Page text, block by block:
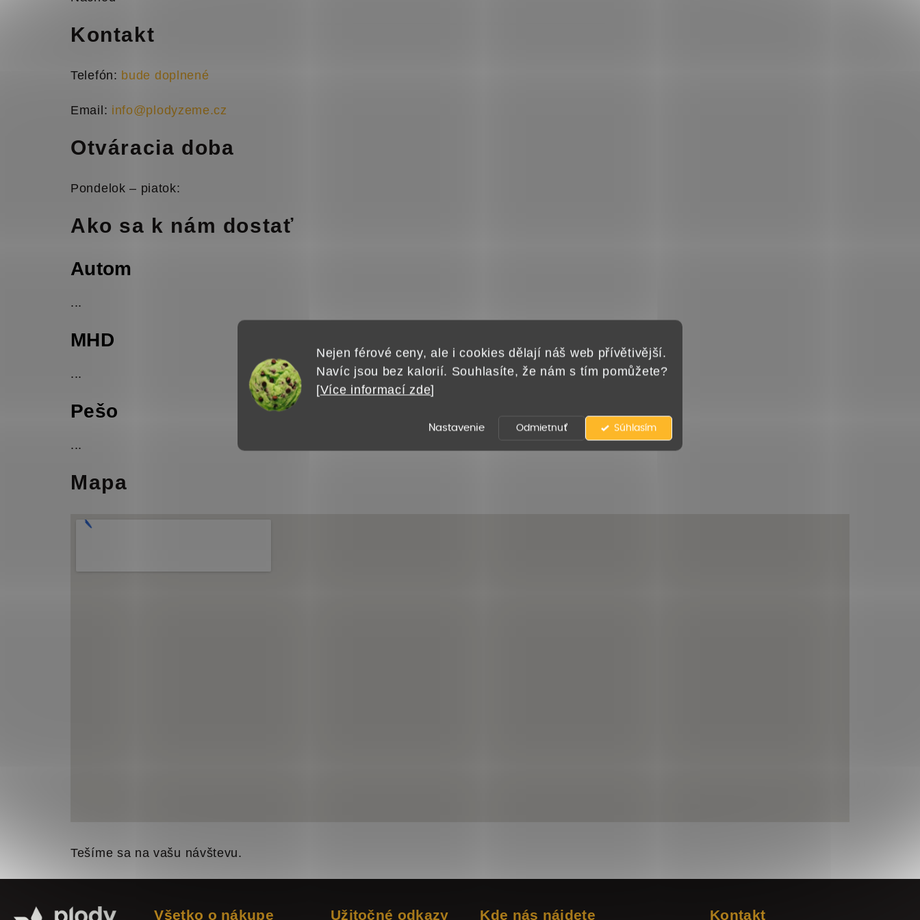
Nejen férové ceny, ale i cookies dělají náš web přívětivější.
Navíc jsou bez kalorií. Souhlasíte, že nám s tím pomůžete?
[Více informací zde]
Súhlasím
Odmietnuť
Nastavenie
Kontakt
Telefón: bude doplnené
Email: info@plodyzeme.cz
Otváracia doba
Pondelok – piatok:
Ako sa k nám dostať
Autom
...
MHD
...
Pešo
...
Mapa
Tešíme sa na vašu návštevu.
Všetko o nákupe Užitočné odkazy Kde nás nájdete Kontakt